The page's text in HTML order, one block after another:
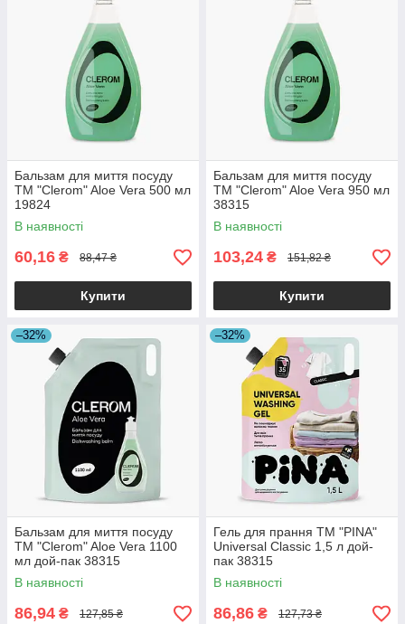
Бальзам для миття посуду
ТМ "Clerom" Aloe Vera 500 мл
19824
В наявності
60,16 ₴ 88,47 ₴
Купити
Бальзам для миття посуду
ТМ "Clerom" Aloe Vera 950 мл
38315
В наявності
103,24 ₴ 151,82 ₴
Купити
–32%
Бальзам для миття посуду
ТМ "Clerom" Aloe Vera 1100
мл дой-пак 38315
В наявності
86,94 ₴ 127,85 ₴
–32%
Гель для прання ТМ "PINA"
Universal Classic 1,5 л дой-
пак 38315
В наявності
86,86 ₴ 127,73 ₴